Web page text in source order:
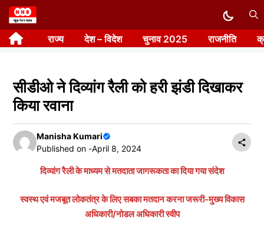
Skip
to
content राज्य देश – विदेश चुनाव 2025 राजनीति
सीडीओ ने दिव्यांग रैली को हरी झंडी दिखाकर
किया रवाना
Manisha Kumari
Published on -April 8, 2024
दिव्यांग रैली के माध्यम से मतदाता जागरूकता का दिया गया संदेश
स्वस्थ एवं मजबूत लोकतंत्र के लिए सबका मतदान करना जरूरी-मुख्य विकास
अधिकारी/नोडल अधिकारी स्वीप